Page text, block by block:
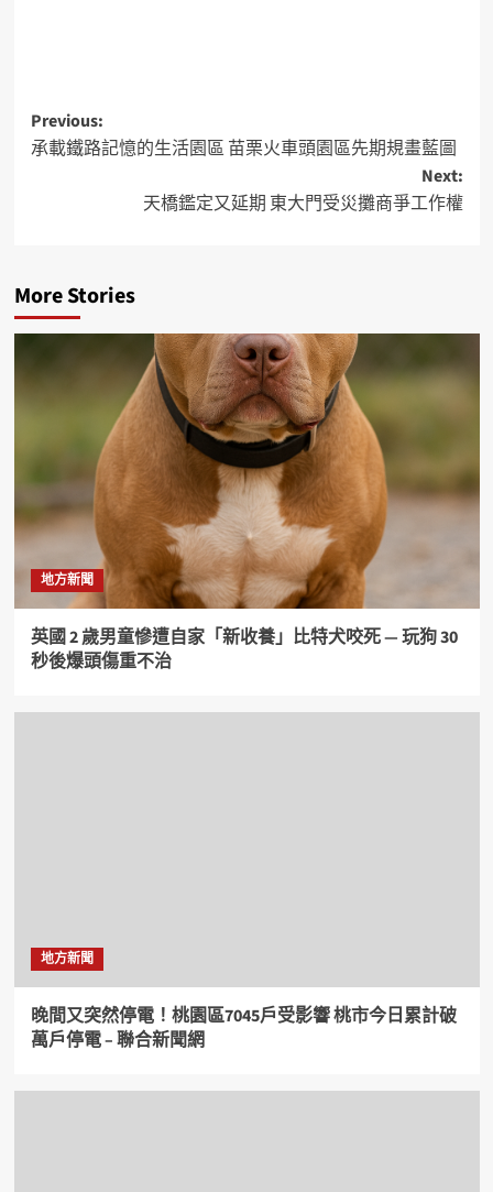
Previous:
承載鐵路記憶的生活園區 苗栗火車頭園區先期規畫藍圖
Next:
天橋鑑定又延期 東大門受災攤商爭工作權
More Stories
地方新聞
英國 2 歲男童慘遭自家「新收養」比特犬咬死 — 玩狗 30
秒後爆頭傷重不治
地方新聞
晚間又突然停電！桃園區7045戶受影響 桃市今日累計破
萬戶停電 – 聯合新聞網